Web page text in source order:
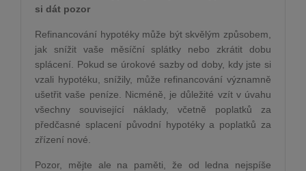
si dát pozor
Refinancování hypotéky může být skvělým způsobem,
jak snížit vaše měsíční splátky nebo zkrátit dobu
splácení. Pokud se úrokové sazby od doby, kdy jste si
vzali hypotéku, snížily, může refinancování významně
ušetřit vaše peníze. Nicméně, je důležité vzít v úvahu
všechny související náklady, včetně poplatků za
předčasné splacení původní hypotéky a poplatků za
zřízení nové.
Pozor, mějte ale na paměti, že od ledna nejspíše